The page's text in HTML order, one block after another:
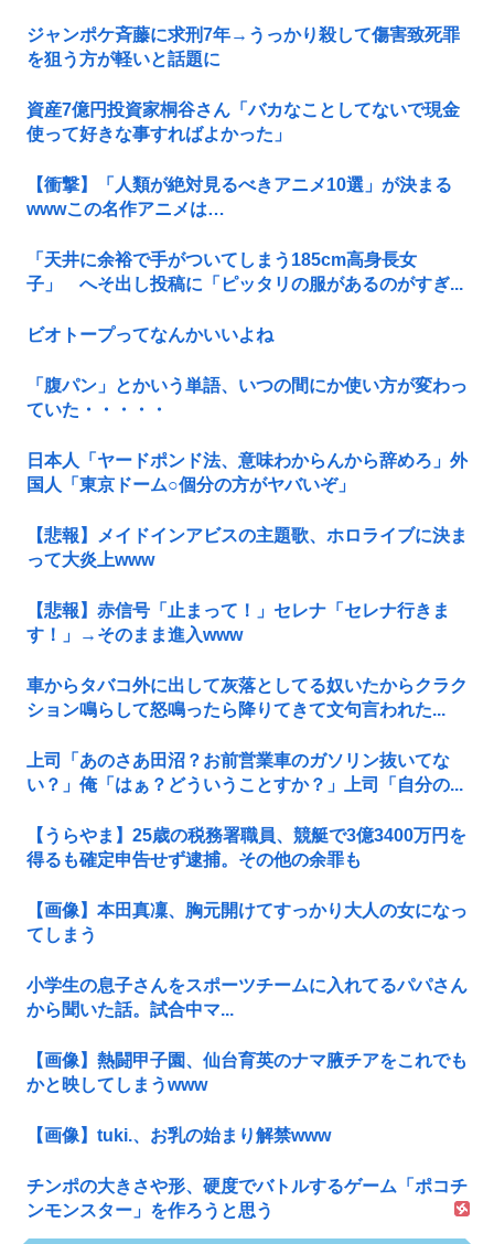
ジャンポケ斉藤に求刑7年→うっかり殺して傷害致死罪
を狙う方が軽いと話題に
資産7億円投資家桐谷さん「バカなことしてないで現金
使って好きな事すればよかった」
【衝撃】「人類が絶対見るべきアニメ10選」が決まる
wwwこの名作アニメは…
「天井に余裕で手がついてしまう185cm高身長女
子」 へそ出し投稿に「ピッタリの服があるのがすぎ...
ビオトープってなんかいいよね
「腹パン」とかいう単語、いつの間にか使い方が変わっ
ていた・・・・・
日本人「ヤードポンド法、意味わからんから辞めろ」外
国人「東京ドーム○個分の方がヤバいぞ」
【悲報】メイドインアビスの主題歌、ホロライブに決ま
って大炎上www
【悲報】赤信号「止まって！」セレナ「セレナ行きま
す！」→そのまま進入www
車からタバコ外に出して灰落としてる奴いたからクラク
ション鳴らして怒鳴ったら降りてきて文句言われた...
上司「あのさあ田沼？お前営業車のガソリン抜いてな
い？」俺「はぁ？どういうことすか？」上司「自分の...
【うらやま】25歳の税務署職員、競艇で3億3400万円を
得るも確定申告せず逮捕。その他の余罪も
【画像】本田真凜、胸元開けてすっかり大人の女になっ
てしまう
小学生の息子さんをスポーツチームに入れてるパパさん
から聞いた話。試合中マ...
【画像】熱闘甲子園、仙台育英のナマ腋チアをこれでも
かと映してしまうwww
【画像】tuki.、お乳の始まり解禁www
チンポの大きさや形、硬度でバトルするゲーム「ポコチ
ンモンスター」を作ろうと思う